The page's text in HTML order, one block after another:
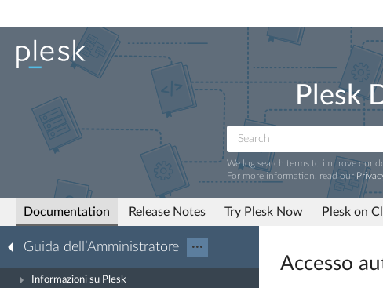
Plesk
We log search terms to improve our
For more information, read our
Documentation Release Notes Try Plesk Now Plesk on
Guida dell’Amministratore ···
Informazioni su Plesk
Accesso